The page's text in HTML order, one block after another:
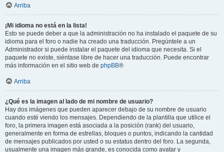
Arriba
¡Mi idioma no está en la lista!
Esto se puede deber a que la administración no ha instalado el paquete de su
idioma para el foro o nadie ha creado una traducción. Pregúntele a un
Administrador si puede instalar el paquete del idioma que necesita. Si el
paquete no existe, siéntase libre de hacer una traducción. Puede encontrar
más información en el sitio web de phpBB®
Arriba
¿Qué es la imagen al lado de mi nombre de usuario?
Hay dos imágenes que pueden aparecer debajo de su nombre de usuario
cuando esté viendo los mensajes. Dependiendo de la plantilla que utilice el
foro, la primera imagen está asociada a la posición (rank) del usuario,
generalmente en forma de estrellas, bloques o puntos, indicando la cantidad
de mensajes publicados por usted o su estatus dentro del foro. La segunda,
usualmente una imagen más grande, es conocida como avatar y